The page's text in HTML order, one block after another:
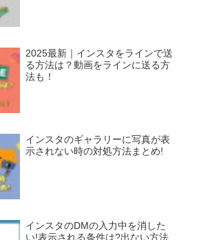
2025最新｜インスタをラインで送
る方法は？動画をラインに送る方
法も！
インスタのギャラリーに写真が表
示されない時の対処方法まとめ!
インスタのDMの入力中を消した
い!表示される条件は?出ない方法